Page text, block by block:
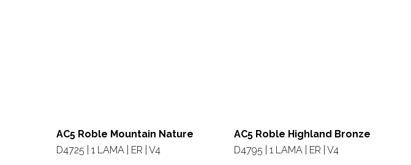
AC5 Roble Mountain Nature
D4725 | 1 LAMA | ER | V4
AC5 Roble Highland Bronze
D4795 | 1 LAMA | ER | V4